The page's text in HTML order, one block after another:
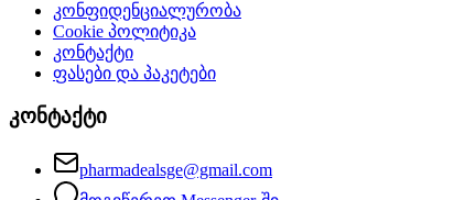
კონფიდენციალურობა
Cookie პოლიტიკა
კონტაქტი
ფასები და პაკეტები
კონტაქტი
pharmadealsge@gmail.com